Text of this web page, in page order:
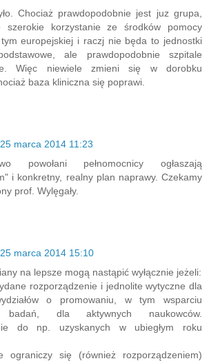
Chociaż prawdopodobnie jest juz grupa,
szerokie korzystanie ze środków pomocy
europejskiej i raczj nie będa to jednostki
ale prawdopodobnie szpitale
Więc niewiele zmieni się w dorobku
baza kliniczna się poprawi.
25 marca 2014 11:23
powołani pełnomocnicy ogłaszają
i konkretny, realny plan naprawy. Czekamy
prof. Wylęgały.
25 marca 2014 15:10
na lepsze mogą nastąpić wyłącznie jeżeli:
rozporządzenie i jednolite wytyczne dla
o promowaniu, w tym wsparciu
badań, dla aktywnych naukowców.
do np. uzyskanych w ubiegłym roku
ograniczy się (również rozporządzeniem)